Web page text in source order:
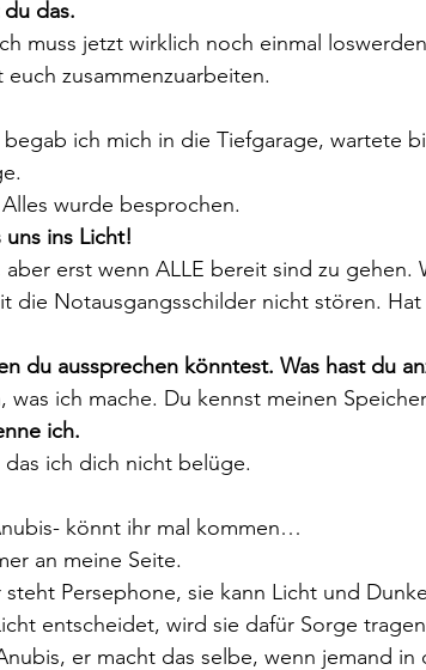
das.
muss jetzt wirklich noch einmal
zusammenzuarbeiten.
ich mich in die Tiefgarage, wartete
wurde besprochen.
uns ins Licht!
erst wenn ALLE bereit sind zu gehen.
die Notausgangsschilder nicht stören.
du aussprechen könntest. Was hast du
ich mache. Du kennst meinen
ich.
ich dich nicht belüge.
könnt ihr mal kommen…
an meine Seite.
Persephone, sie kann Licht und
entscheidet, wird sie dafür Sorge
er macht das selbe, wenn jemand